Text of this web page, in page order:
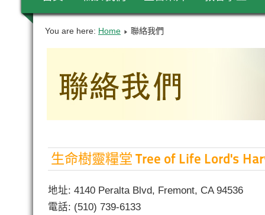
You are here: Home 聯絡我們
生命樹靈糧堂 Tree of Life Lord's
地址: 4140 Peralta Blvd, Fremont, CA 94536
電話: (510) 739-6133